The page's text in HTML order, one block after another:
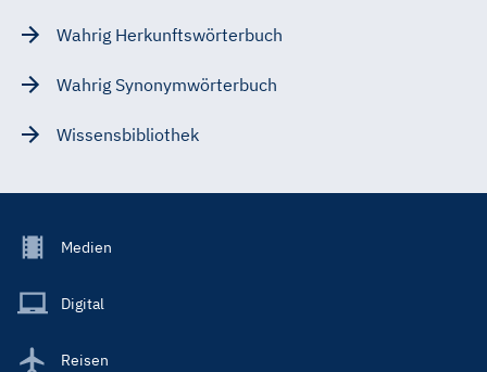
Wahrig Herkunftswörterbuch
Wahrig Synonymwörterbuch
Wissensbibliothek
Footer
Main
Medien
Digital
Reisen